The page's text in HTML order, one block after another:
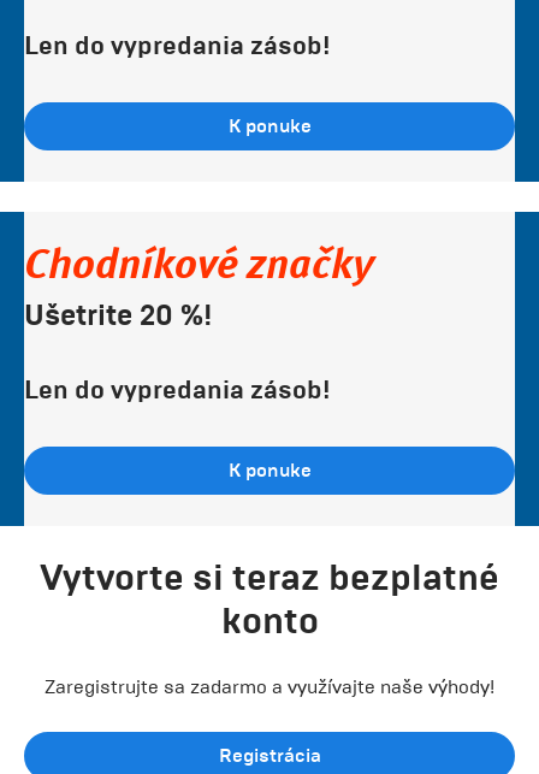
Len do vypredania zásob!
K ponuke
Chodníkové značky
Ušetrite 20 %!
Len do vypredania zásob!
K ponuke
Vytvorte si teraz bezplatné
konto
Zaregistrujte sa zadarmo a využívajte naše výhody!
Registrácia